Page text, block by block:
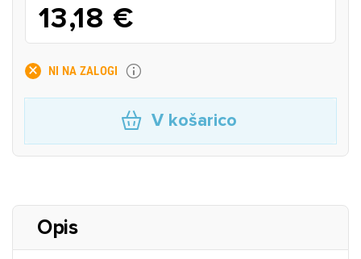
13,18 €
NI NA ZALOGI
V košarico
Opis